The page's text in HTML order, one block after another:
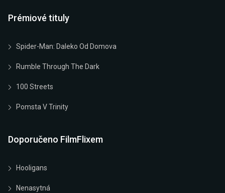
Prémiové tituly
Spider-Man: Daleko Od Domova
Rumble Through The Dark
100 Streets
Pomsta V Trinity
Doporučeno FilmFlixem
Hooligans
Nenasytná